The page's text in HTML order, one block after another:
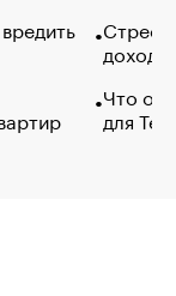
Что
для